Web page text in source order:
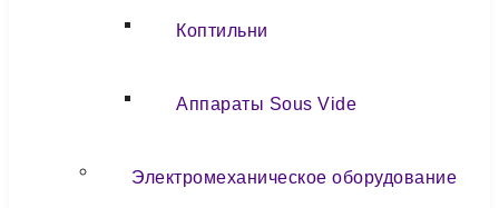
Коптильни
Аппараты Sous Vide
Электромеханическое оборудование